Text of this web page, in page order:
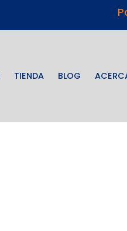
TIENDA BLOG